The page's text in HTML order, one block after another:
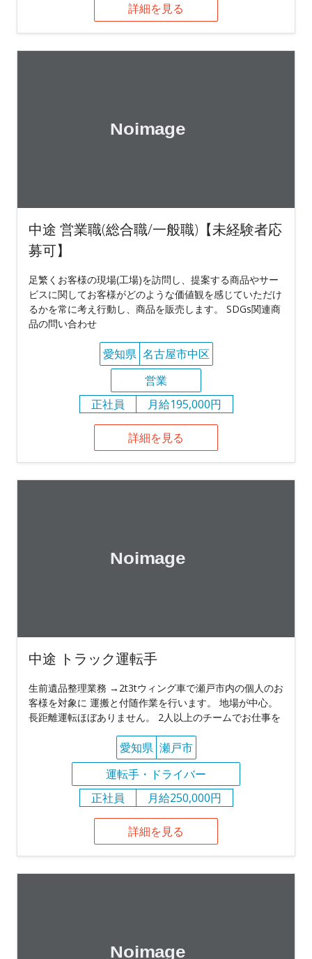
詳細を見る
中途 営業職(総合職/一般職)【未経験者応
募可】
足繁くお客様の現場(工場)を訪問し、提案する商品やサー
ビスに関してお客様がどのような価値観を感じていただけ
るかを常に考え行動し、商品を販売します。 SDGs関連商
品の問い合わせ
愛知県 名古屋市中区
営業
正社員
月給195,000円
詳細を見る
中途 トラック運転手
生前遺品整理業務 →2t3tウィング車で瀬戸市内の個人のお
客様を対象に 運搬と付随作業を行います。 地場が中心。
長距離運転ほぼありません。 2人以上のチームでお仕事を
愛知県 瀬戸市
運転手・ドライバー
正社員
月給250,000円
詳細を見る